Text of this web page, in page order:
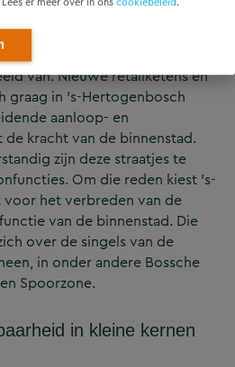
te blijven als
moet niet worden
van ’s-Hertogenbosch
van. Nieuwe retailketens en
graag in ’s-Hertogenbosch
aanloop- en
kracht van de binnenstad.
zijn deze straatjes te
Om die reden kiest ’s-
het verbreden van de
van de binnenstad. Die
over de singels van de
in onder andere Bossche
Spoorzone.
in kleine kernen